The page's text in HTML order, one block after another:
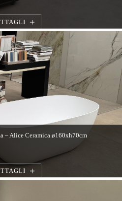
– Alice Ceramica ø160xh70cm